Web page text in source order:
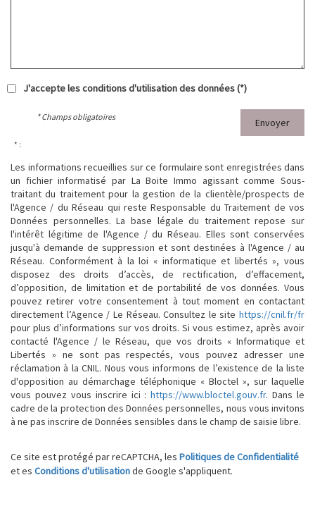
J'accepte les conditions d'utilisation des données (*)
Envoyer
* Champs obligatoires
* :
Les informations recueillies sur ce formulaire sont enregistrées dans
un fichier informatisé par La Boite Immo agissant comme Sous-
traitant du traitement pour la gestion de la clientèle/prospects de
l'Agence / du Réseau qui reste Responsable du Traitement de vos
Données personnelles. La base légale du traitement repose sur
l'intérêt légitime de l'Agence / du Réseau. Elles sont conservées
jusqu'à demande de suppression et sont destinées à l'Agence / au
Réseau. Conformément à la loi « informatique et libertés », vous
disposez des droits d’accès, de rectification, d’effacement,
d’opposition, de limitation et de portabilité de vos données. Vous
pouvez retirer votre consentement à tout moment en contactant
directement l’Agence / Le Réseau. Consultez le site https://cnil.fr/fr
pour plus d’informations sur vos droits. Si vous estimez, après avoir
contacté l'Agence / le Réseau, que vos droits « Informatique et
Libertés » ne sont pas respectés, vous pouvez adresser une
réclamation à la CNIL. Nous vous informons de l’existence de la liste
d'opposition au démarchage téléphonique « Bloctel », sur laquelle
vous pouvez vous inscrire ici :https://www.bloctel.gouv.fr. Dans le
cadre de la protection des Données personnelles, nous vous invitons
à ne pas inscrire de Données sensibles dans le champ de saisie libre.
Ce site est protégé par reCAPTCHA, les Politiques de Confidentialité
et es Conditions d'utilisationde Google s'appliquent.